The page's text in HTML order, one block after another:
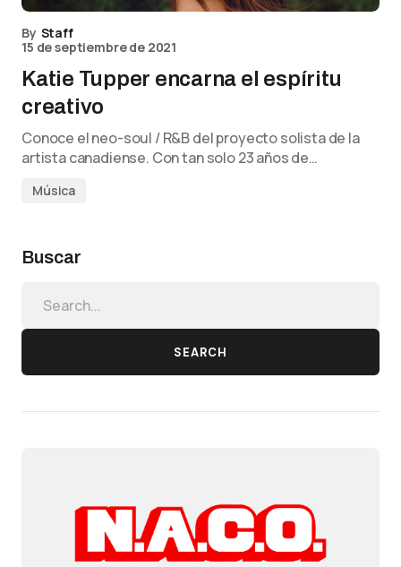
By Staff
15 de septiembre de 2021
Katie Tupper encarna el espíritu
creativo
Conoce el neo-soul / R&B del proyecto solista de la
artista canadiense. Con tan solo 23 años de…
Música
Buscar
SEARCH